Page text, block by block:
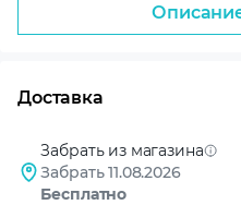
Доставка
Забрать из магазина
Забрать 11.08.2026
Бесплатно